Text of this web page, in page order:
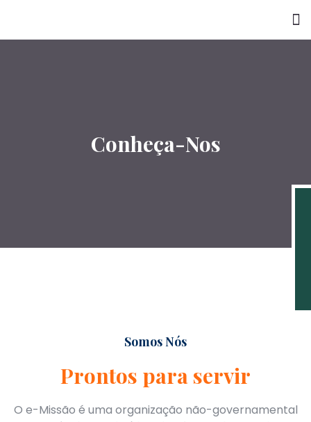
Conheça-Nos
Somos Nós
Prontos para servir
O e-Missão é uma organização não-governamental